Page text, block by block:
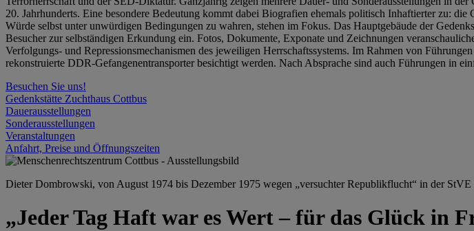
20. Jahrhunderts. Eine besondere Bedeutung kommt dabei Biografien ehemals politisch Inhaftierter zu:
Würde selbst unter unwürdigen Bedingungen zu wahren, stehen im Fokus. Das Hauptgebäude der
Besucher zur selbständigen Erkundung ein. Fotos, Dokumente, Exponate und Zeichnungen
Verfolgungs- und Repressionsmechanismen des jeweiligen Herrschaftssystems. Im Rahmen von
rekonstruierte DDR-Gefangenentransporter besichtigt werden. Nach Absprache sind auch Führungen in
Besuchen Sie uns!
Gedenkstätte Zuchthaus Cottbus
Dauerausstellungen
Sonderausstellungen
Veranstaltungen
Anfahrt, Preise und Öffnungszeiten
Dieter Dombrowski, von August 1974 bis Dezember 1975 wegen „versuchter Republikflucht“ in der
„Jeder Tag Haft war es Wert – für das Glück in